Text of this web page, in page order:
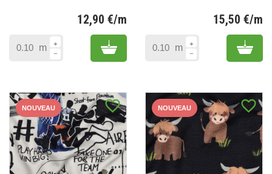
12,90 €/m
m Add to cart
15,50 €/m
m Add
favorite_border
NOUVEAU favorite_border
NOUVEAU